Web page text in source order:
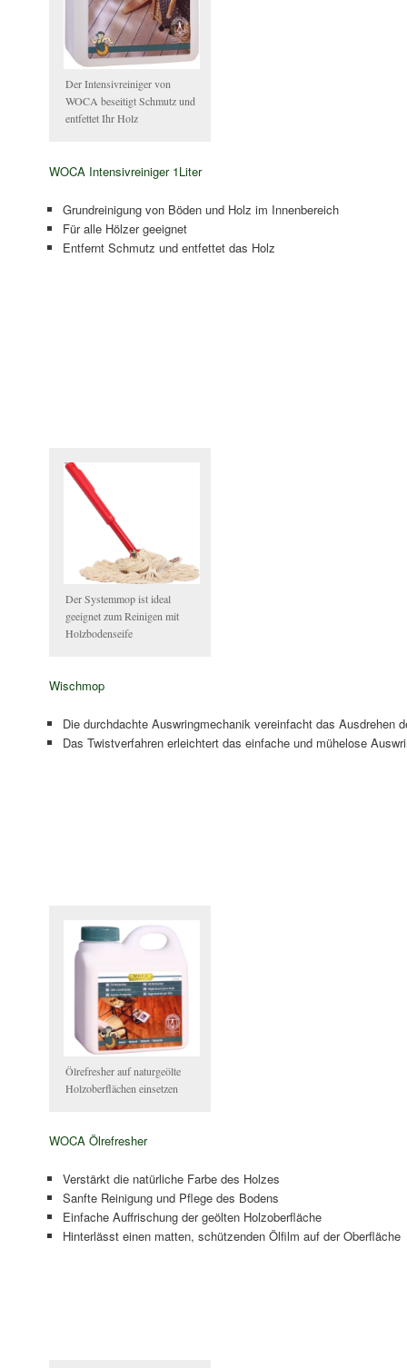
Der Intensivreiniger von
WOCA beseitigt Schmutz und
entfettet Ihr Holz
WOCA Intensivreiniger 1Liter
Grundreinigung von Böden und Holz im Innenbereich
Für alle Hölzer geeignet
Entfernt Schmutz und entfettet das Holz
Der Systemmop ist ideal
geeignet zum Reinigen mit
Holzbodenseife
Wischmop
Die durchdachte Auswringmechanik vereinfacht das Ausdrehen
Das Twistverfahren erleichtert das einfache und mühelose
Ölrefresher auf naturgeölte
Holzoberflächen einsetzen
WOCA Ölrefresher
Verstärkt die natürliche Farbe des Holzes
Sanfte Reinigung und Pflege des Bodens
Einfache Auffrischung der geölten Holzoberfläche
Hinterlässt einen matten, schützenden Ölfilm auf der Oberfläche